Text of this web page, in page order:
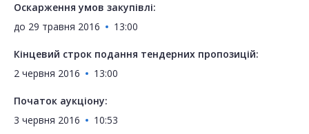
Оскарження умов закупівлі:
до 29 травня 2016 13:00
Кінцевий строк подання тендерних пропозицій:
2 червня 2016
13:00
Початок аукціону:
3 червня 2016
10:53